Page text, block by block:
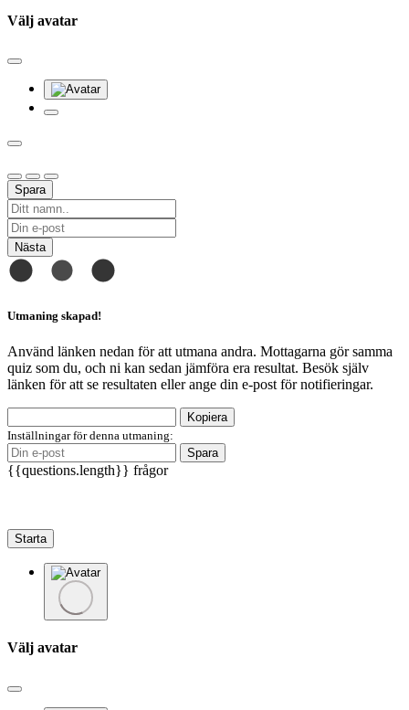
Välj avatar
Spara
Nästa
Utmaning skapad!
Använd länken nedan för att utmana andra. Mottagarna gör samma
quiz som du, och ni kan sedan jämföra era resultat. Besök själv
länken för att se resultaten eller ange din e-post för notifieringar.
Kopiera
Inställningar för denna utmaning:
Spara
{{questions.length}} frågor
Starta
Välj avatar